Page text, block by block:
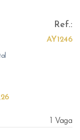
Ref.:
AY1246
1 Vaga